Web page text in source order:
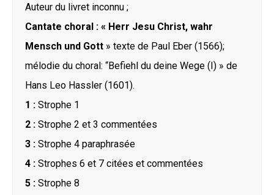
Auteur du livret inconnu ;
Cantate choral : « Herr Jesu Christ, wahr
Mensch und Gott » texte de Paul Eber (1566);
mélodie du choral: “Befiehl du deine Wege (I) » de
Hans Leo Hassler (1601).
1 : Strophe 1
2 : Strophe 2 et 3 commentées
3 : Strophe 4 paraphrasée
4 : Strophes 6 et 7 citées et commentées
5 : Strophe 8